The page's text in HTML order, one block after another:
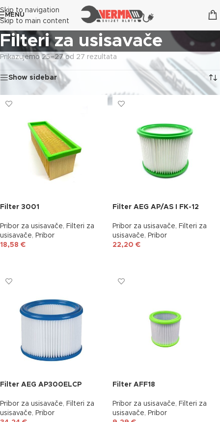
Skip to navigation
Skip to main content
MENU
Filteri za usisavače
Prikazujemo 25–27 od 27 rezultata
Show sidebar
Filter 3001
Pribor za usisavače, Filteri za
usisavače, Pribor
18,58 €
Filter AEG AP/AS I FK-12
Pribor za usisavače, Filteri za
usisavače, Pribor
22,20 €
Filter AEG AP300ELCP
Pribor za usisavače, Filteri za
usisavače, Pribor
Filter AFF18
Pribor za usisavače, Filteri za
usisavače, Pribor